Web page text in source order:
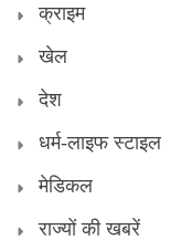
क्राइम
खेल
देश
धर्म-लाइफ स्टाइल
मेडिकल
राज्यों की खबरें